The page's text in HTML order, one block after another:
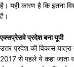
है। यही कारण है कि इतना
है।
एक्सप्रेसवे प्रदेश बना यूपी
उत्तर प्रदेश की विकास
2017 से पहले ये कहा जाता